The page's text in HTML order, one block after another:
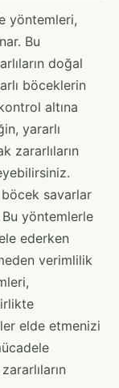
yöntemleri,
Bu
doğal
böceklerin
altına
yararlı
zararlıların
savarlar
yöntemlerle
ederken
verimlilik
elde etmenizi